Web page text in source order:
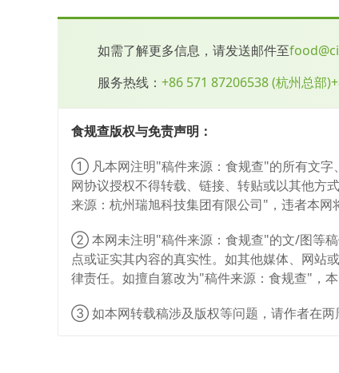
当甘油（E 422）作为食品添加剂用于饮料
过 ARfD）分别为幼儿6,200mg/L、儿童
瑞旭认为，高消费场景或成欧盟食品添加剂
瑞旭集团会持续关注欧盟委员会的后续讨论和
为进入欧盟市场的重要基础。
我们的服务
瑞旭集团成立于2007年，集团员工数超450
司，可为企业出海提供一站式的全球食品申报注
食品法规跟踪服务
食品咨询服务
全球预包装食品合规服务
添加“CIRS食品合规助手”微信，备注企业名称，
如需了解更多信息，请发送邮件至
服务热线： +86 571 87206538(杭州总部)
食规查版权与免责声明：
① 凡本网注明"稿件来源：食规查"的所有文字
网协议授权不得转载、链接、转贴或以其他方
来源：杭州瑞旭科技集团有限公司"，违者本网
② 本网未注明"稿件来源：食规查"的文/图等
点或证实其内容的真实性。如其他媒体、网站
律责任。如擅自篡改为"稿件来源：食规查"，
③ 如本网转载稿涉及版权等问题，请作者在两